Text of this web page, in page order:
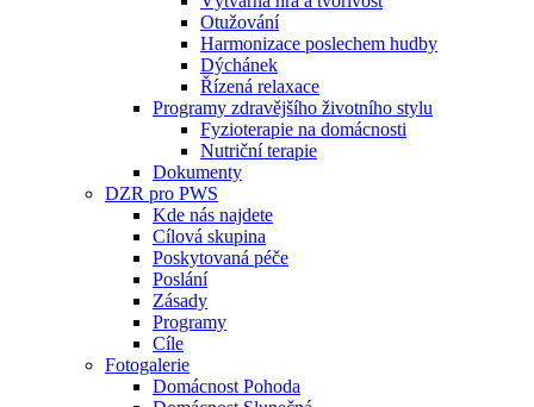
Otužování
Harmonizace poslechem hudby
Dýchánek
Řízená relaxace
Programy zdravějšího životního stylu
Fyzioterapie na domácnosti
Nutriční terapie
Dokumenty
DZR pro PWS
Kde nás najdete
Cílová skupina
Poskytovaná péče
Poslání
Zásady
Programy
Cíle
Fotogalerie
Domácnost Pohoda